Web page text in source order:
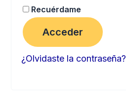
Recuérdame
Acceder
¿Olvidaste la contraseña?